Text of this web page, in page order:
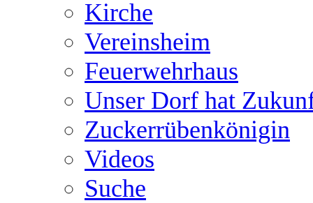
Kirche
Vereinsheim
Feuerwehrhaus
Unser Dorf hat
Zuckerrübenkönigin
Videos
Suche